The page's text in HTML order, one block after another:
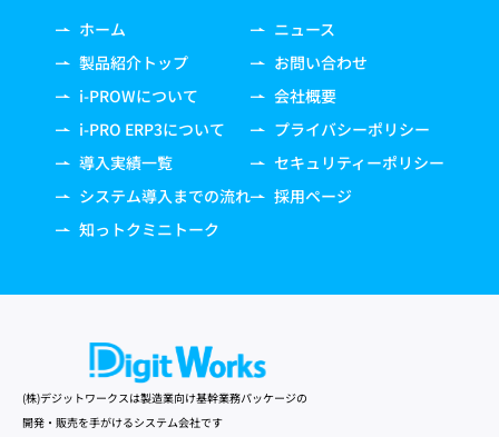
ホーム
製品紹介トップ
i-PROWについて
i-PRO ERP3について
導入実績一覧
システム導入までの流れ
知っトクミニトーク
ニュース
お問い合わせ
会社概要
プライバシーポリシー
セキュリティーポリシー
採用ページ
(株)デジットワークスは製造業向け基幹業務パッケージの
開発・販売を手がけるシステム会社です